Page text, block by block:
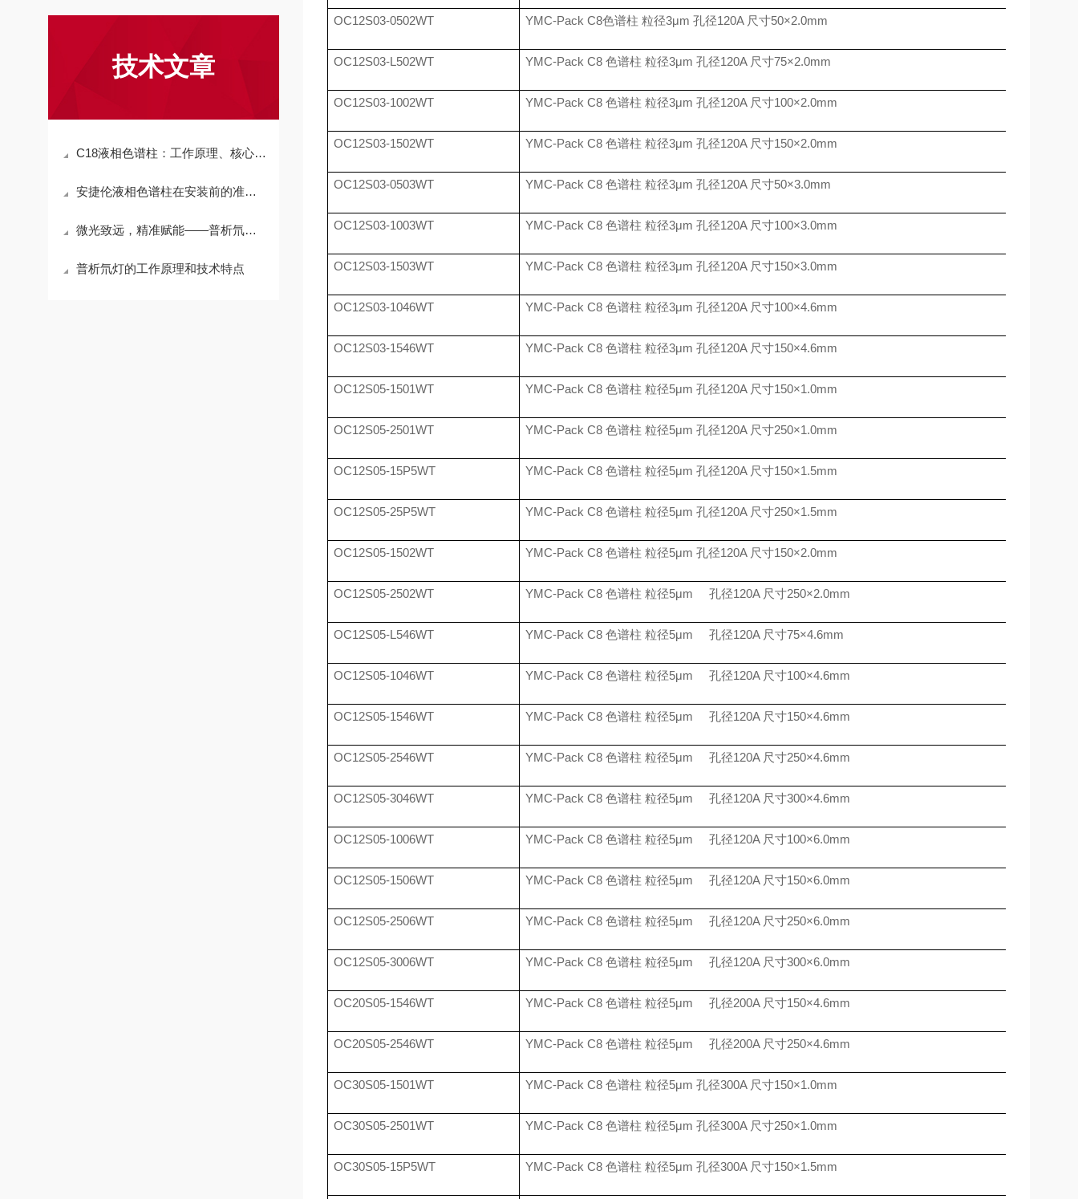
技术文章
C18液相色谱柱：工作原理、核心参数与应用场景解析
安捷伦液相色谱柱在安装前的准备工作介绍
微光致远，精准赋能——普析氘灯的无声坚守
普析氘灯的工作原理和技术特点
OC12S03-0502WT YMC-Pack C8色谱柱 粒径3μm 孔径120A 尺寸50×2.0mm
OC12S03-L502WT YMC-Pack C8 色谱柱 粒径3μm 孔径120A 尺寸75×2.0mm
OC12S03-1002WT YMC-Pack C8 色谱柱 粒径3μm 孔径120A 尺寸100×2.0mm
OC12S03-1502WT YMC-Pack C8 色谱柱 粒径3μm 孔径120A 尺寸150×2.0mm
OC12S03-0503WT YMC-Pack C8 色谱柱 粒径3μm 孔径120A 尺寸50×3.0mm
OC12S03-1003WT YMC-Pack C8 色谱柱 粒径3μm 孔径120A 尺寸100×3.0mm
OC12S03-1503WT YMC-Pack C8 色谱柱 粒径3μm 孔径120A 尺寸150×3.0mm
OC12S03-1046WT YMC-Pack C8 色谱柱 粒径3μm 孔径120A 尺寸100×4.6mm
OC12S03-1546WT YMC-Pack C8 色谱柱 粒径3μm 孔径120A 尺寸150×4.6mm
OC12S05-1501WT YMC-Pack C8 色谱柱 粒径5μm 孔径120A 尺寸150×1.0mm
OC12S05-2501WT YMC-Pack C8 色谱柱 粒径5μm 孔径120A 尺寸250×1.0mm
OC12S05-15P5WT YMC-Pack C8 色谱柱 粒径5μm 孔径120A 尺寸150×1.5mm
OC12S05-25P5WT YMC-Pack C8 色谱柱 粒径5μm 孔径120A 尺寸250×1.5mm
OC12S05-1502WT YMC-Pack C8 色谱柱 粒径5μm 孔径120A 尺寸150×2.0mm
OC12S05-2502WT YMC-Pack C8 色谱柱 粒径5μm 孔径120A 尺寸250×2.0mm
OC12S05-L546WT YMC-Pack C8 色谱柱 粒径5μm 孔径120A 尺寸75×4.6mm
OC12S05-1046WT YMC-Pack C8 色谱柱 粒径5μm 孔径120A 尺寸100×4.6mm
OC12S05-1546WT YMC-Pack C8 色谱柱 粒径5μm 孔径120A 尺寸150×4.6mm
OC12S05-2546WT YMC-Pack C8 色谱柱 粒径5μm 孔径120A 尺寸250×4.6mm
OC12S05-3046WT YMC-Pack C8 色谱柱 粒径5μm 孔径120A 尺寸300×4.6mm
OC12S05-1006WT YMC-Pack C8 色谱柱 粒径5μm 孔径120A 尺寸100×6.0mm
OC12S05-1506WT YMC-Pack C8 色谱柱 粒径5μm 孔径120A 尺寸150×6.0mm
OC12S05-2506WT YMC-Pack C8 色谱柱 粒径5μm 孔径120A 尺寸250×6.0mm
OC12S05-3006WT YMC-Pack C8 色谱柱 粒径5μm 孔径120A 尺寸300×6.0mm
OC20S05-1546WT YMC-Pack C8 色谱柱 粒径5μm 孔径200A 尺寸150×4.6mm
OC20S05-2546WT YMC-Pack C8 色谱柱 粒径5μm 孔径200A 尺寸250×4.6mm
OC30S05-1501WT YMC-Pack C8 色谱柱 粒径5μm 孔径300A 尺寸150×1.0mm
OC30S05-2501WT YMC-Pack C8 色谱柱 粒径5μm 孔径300A 尺寸250×1.0mm
OC30S05-15P5WT YMC-Pack C8 色谱柱 粒径5μm 孔径300A 尺寸150×1.5mm